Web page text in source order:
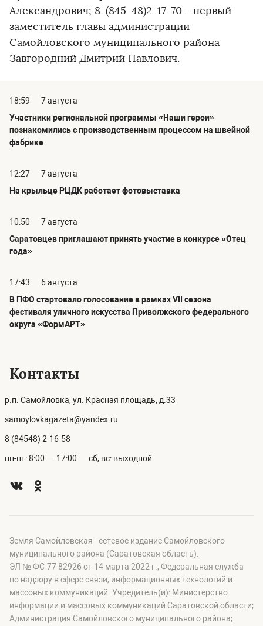
Александрович; 8-(845-48)2-17-70 - первый
заместитель главы администрации
Самойловского муниципального района
Завгородний Дмитрий Павлович.
18:59
7 августа
Участники региональной программы «Наши герои»
познакомились с производственным процессом на швейной
фабрике
12:27
7 августа
На крыльце РЦДК работает фотовыставка
10:50
7 августа
Саратовцев приглашают принять участие в конкурсе «Отец
года»
17:43
6 августа
В ПФО стартовало голосование в рамках VII сезона
фестиваля уличного искусства Приволжского федерального
округа «ФормАРТ»
Контакты
р.п. Самойловка, ул. Красная площадь, д.33
samoylovkagazeta@yandex.ru
8 (84548) 2-16-58
пн-пт: 8:00 — 17:00 сб, вс: выходной
Земля Самойловская - сетевое издание Самойловского
муниципального района (Саратовская область).
ЭЛ № ФС-77 82926 от 14 марта 2022 г., Федеральная служба
по надзору в сфере связи, информационных технологий и
массовых коммуникаций. Учредитель(и): Министерство
информации и массовых коммуникаций Саратовской области;
Администрация Самойловского муниципального района;